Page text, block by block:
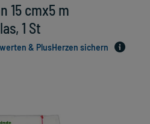
15 cmx5 m
1 St
& PlusHerzen sichern